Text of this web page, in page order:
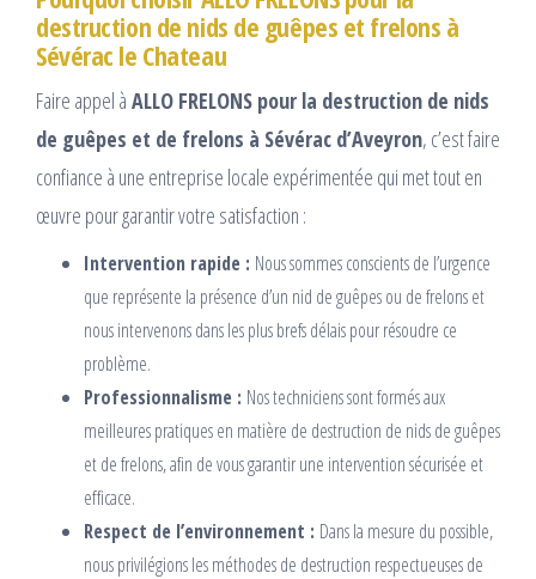
destruction de nids de guêpes et frelons à
Sévérac le Chateau
Faire appel à ALLO FRELONS pour la destruction de nids
de guêpes et de frelons à Sévérac d’Aveyron, c’est faire
confiance à une entreprise locale expérimentée qui met tout en
œuvre pour garantir votre satisfaction :
Intervention rapide : Nous sommes conscients de l’urgence
que représente la présence d’un nid de guêpes ou de frelons et
nous intervenons dans les plus brefs délais pour résoudre ce
problème.
Professionnalisme : Nos techniciens sont formés aux
meilleures pratiques en matière de destruction de nids de guêpes
et de frelons, afin de vous garantir une intervention sécurisée et
efficace.
Respect de l’environnement : Dans la mesure du possible,
nous privilégions les méthodes de destruction respectueuses de